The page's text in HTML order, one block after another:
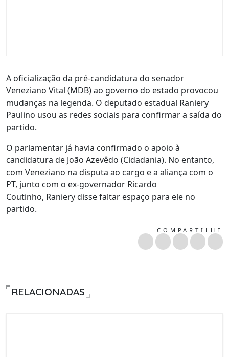
A oficialização da pré-candidatura do senador
Veneziano Vital (MDB) ao governo do estado provocou
mudanças na legenda. O deputado estadual Raniery
Paulino usou as redes sociais para confirmar a saída do
partido.
O parlamentar já havia confirmado o apoio à
candidatura de João Azevêdo (Cidadania). No entanto,
com Veneziano na disputa ao cargo e a aliança com o
PT, junto com o ex-governador Ricardo
Coutinho, Raniery disse faltar espaço para ele no
partido.
COMPARTILHE
RELACIONADAS